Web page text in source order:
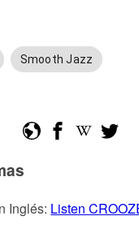
Smooth Jazz
Inglés: Listen